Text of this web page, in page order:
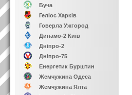
Буча
Геліос Харків
Говерла Ужгород
Динамо-2 Київ
Дніпро-2
Дніпро-75
Енергетик Бурштин
Жемчужина Одеса
Жемчужина Ялта